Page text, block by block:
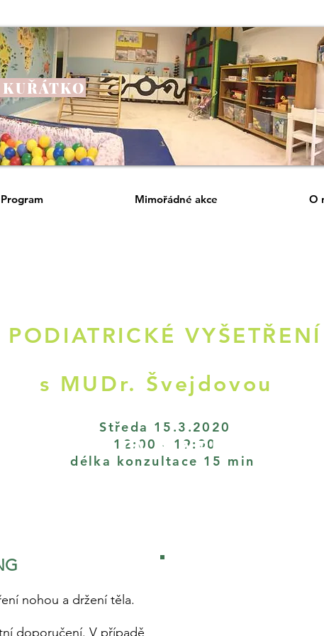
Program Mimořádné akce O
PODIATRICKÉ VYŠETŘENÍ
s MUDr. Švejdovou
Středa 15.3.2020
12:00 - 19:00
délka konzultace 15 min
KAPACITA NAPLNĚNA
nohou a držení těla.
doporučení. V případě